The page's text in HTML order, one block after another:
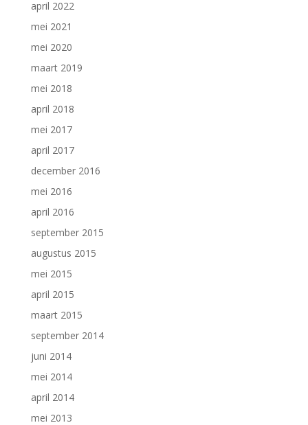
april 2022
mei 2021
mei 2020
maart 2019
mei 2018
april 2018
mei 2017
april 2017
december 2016
mei 2016
april 2016
september 2015
augustus 2015
mei 2015
april 2015
maart 2015
september 2014
juni 2014
mei 2014
april 2014
mei 2013